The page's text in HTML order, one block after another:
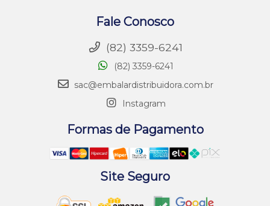
Fale Conosco
(82) 3359-6241
(82) 3359-6241
sac@embalardistribuidora.com.br
Instagram
Formas de Pagamento
Site Seguro